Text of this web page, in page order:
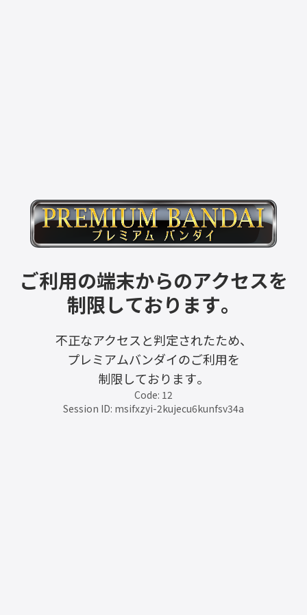
ご利用の端末からのアクセスを
制限しております。
不正なアクセスと判定されたため、
プレミアムバンダイのご利用を
制限しております。
Code: 12
Session ID: msifxzyi-2kujecu6kunfsv34a